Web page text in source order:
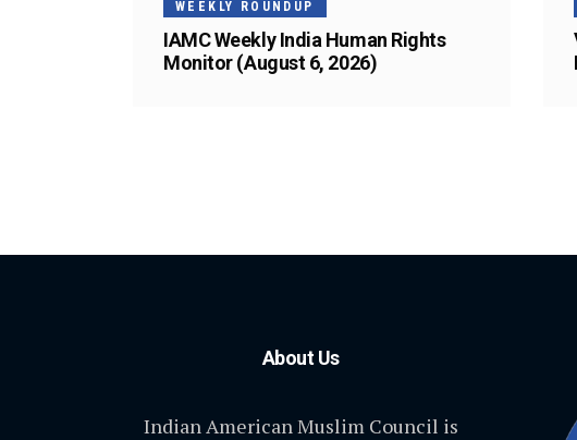
WEEKLY ROUNDUP
IAMC Weekly India Human Rights
Monitor (August 6, 2026)
About Us
Indian American Muslim Council is